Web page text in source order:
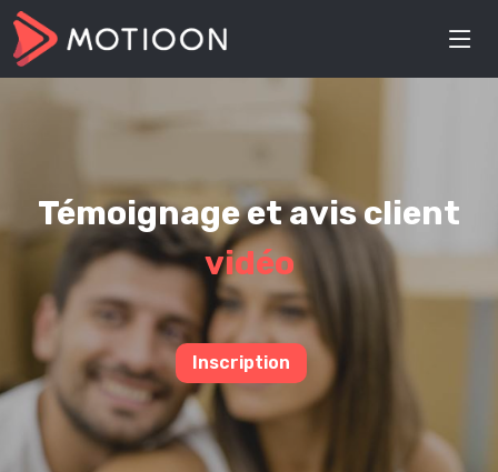
Témoignage et avis client
vidéo
Inscription